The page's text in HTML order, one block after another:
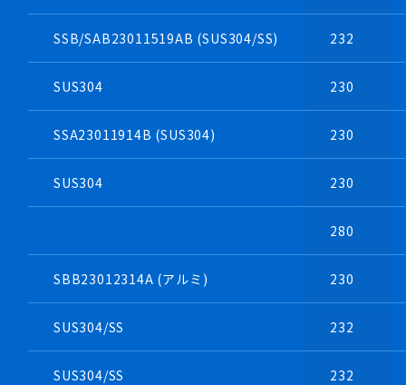
SSB/SAB23011519AB (SUS304/SS) 232
SUS304 230
SSA23011914B (SUS304) 230
SUS304 230
280
SBB23012314A (アルミ) 230
SUS304/SS 232
SUS304/SS 232